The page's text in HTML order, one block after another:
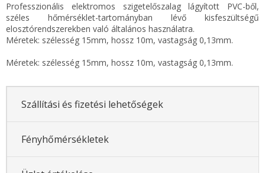
Professzionális elektromos szigetelőszalag lágyított PVC-ből,
széles hőmérséklet-tartományban lévő kisfeszültségű
elosztórendszerekben való általános használatra.
Méretek: szélesség 15mm, hossz 10m, vastagság 0,13mm.
Méretek: szélesség 15mm, hossz 10m, vastagság 0,13mm.
Szállítási és fizetési lehetőségek
Fényhőmérsékletek